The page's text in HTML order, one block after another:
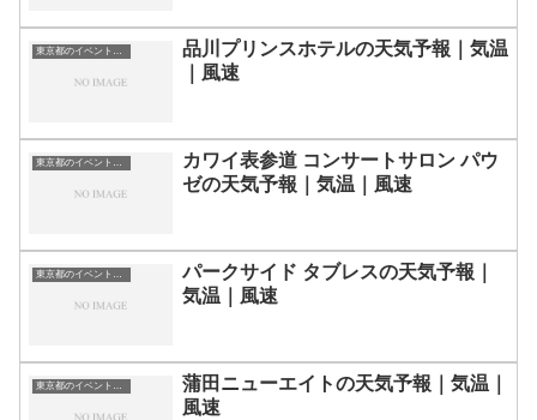
東京都のイベント会場一覧
品川プリンスホテルの天気予報｜気温
｜風速
東京都のイベント会場一覧
カワイ表参道 コンサートサロン パウ
ゼの天気予報｜気温｜風速
東京都のイベント会場一覧
パークサイド タブレスの天気予報｜
気温｜風速
東京都のイベント会場一覧
蒲田ニューエイトの天気予報｜気温｜
風速